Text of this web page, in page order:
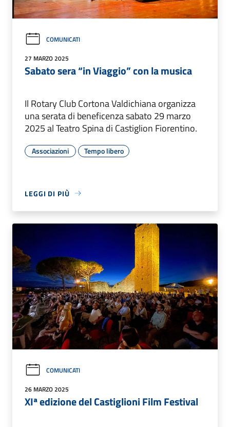
COMUNICATI
27 MARZO 2025
Sabato sera “in Viaggio” con la musica
Il Rotary Club Cortona Valdichiana organizza
una serata di beneficenza sabato 29 marzo
2025 al Teatro Spina di Castiglion Fiorentino.
Associazioni Tempo libero
LEGGI DI PIÙ
COMUNICATI
26 MARZO 2025
XIª edizione del Castiglioni Film Festival